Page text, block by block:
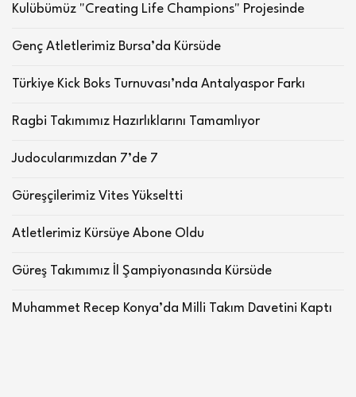
Kulübümüz "Creating Life Champions" Projesinde
Genç Atletlerimiz Bursa’da Kürsüde
Türkiye Kick Boks Turnuvası’nda Antalyaspor Farkı
Ragbi Takımımız Hazırlıklarını Tamamlıyor
Judocularımızdan 7’de 7
Güreşçilerimiz Vites Yükseltti
Atletlerimiz Kürsüye Abone Oldu
Güreş Takımımız İl Şampiyonasında Kürsüde
Muhammet Recep Konya’da Milli Takım Davetini Kaptı